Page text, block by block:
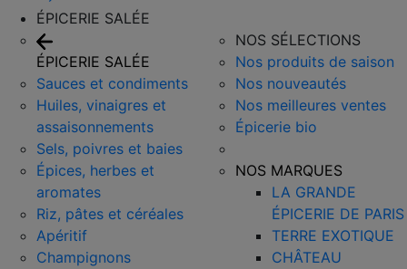
ÉPICERIE SALÉE
ÉPICERIE SALÉE
Sauces et condiments
Huiles, vinaigres et
assaisonnements
Sels, poivres et baies
Épices, herbes et
aromates
Riz, pâtes et céréales
Apéritif
Champignons
NOS SÉLECTIONS
Nos produits de saison
Nos nouveautés
Nos meilleures ventes
Épicerie bio
NOS MARQUES
LA GRANDE
ÉPICERIE DE PARIS
TERRE EXOTIQUE
CHÂTEAU